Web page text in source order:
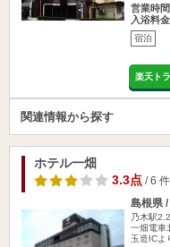
営業時間
入浴料
宿泊
楽天ト
関連情報から探す
ホテル一畑
3.3点/ 6 件
島根県
乃木駅
一畑電車
玉造ICよ